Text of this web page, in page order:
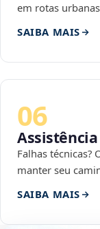
em rotas
SAIBA MAIS
06
Falhas técnicas?
manter seu
SAIBA MAIS